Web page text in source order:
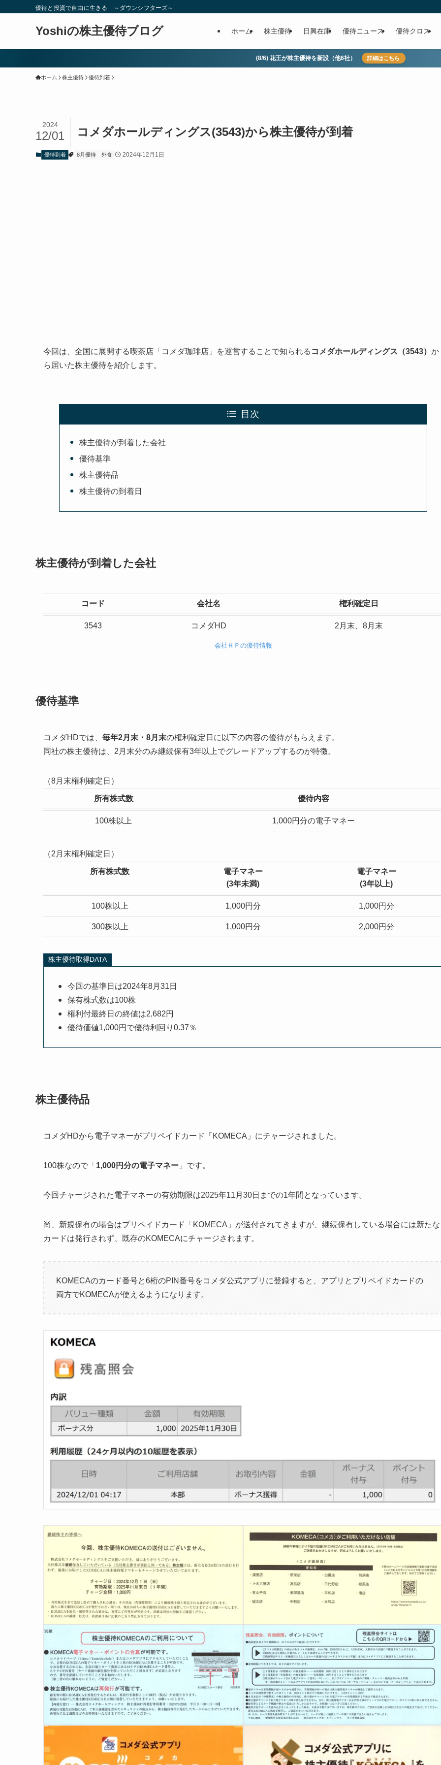
優待と投資で自由に生きる ～ダウンシフターズ～
Yoshiの株主優待ブログ ホーム 株主優待 日興在庫 優待ニュース 優待クロス
(8/6) 花王が株主優待を新設（他6社） 詳細はこちら
ホーム 株主優待 優待到着
コメダホールディングス(3543)から株主優待が到着
2024
12/01
優待到着 8月優待 外食 2024年12月1日
今回は、全国に展開する喫茶店「コメダ珈琲店」を運営することで知られる コメダホールディングス（3543） か
ら届いた株主優待を紹介します。
目次
株主優待が到着した会社
優待基準
株主優待品
株主優待の到着日
株主優待が到着した会社
コード 会社名 権利確定日
3543 コメダHD 2月末、8月末
会社ＨＰの優待情報
優待基準
コメダHDでは、 毎年2月末・8月末の権利確定日に以下の内容の優待がもらえます。
同社の株主優待は、2月末分のみ継続保有3年以上でグレードアップするのが特徴。
（8月末権利確定日）
所有株式数 優待内容
100株以上 1,000円分の電子マネー
（2月末権利確定日）
所有株式数
電子マネー
(3年未満)
電子マネー
(3年以上)
100株以上 1,000円分 1,000円分
300株以上 1,000円分 2,000円分
株主優待取得DATA
今回の基準日は2024年8月31日
保有株式数は100株
権利付最終日の終値は2,682円
優待価値1,000円で優待利回り0.37％
株主優待品
コメダHDから電子マネーがプリペイドカード「KOMECA」にチャージされました。
100株なので「 1,000円分の電子マネー 」です。
今回チャージされた電子マネーの有効期限は2025年11月30日までの1年間となっています。
尚、新規保有の場合はプリペイドカード「KOMECA」が送付されてきますが、継続保有している場合には新たな
カードは発行されず、既存のKOMECAにチャージされます。
KOMECAのカード番号と6桁のPIN番号をコメダ公式アプリに登録すると、アプリとプリペイドカードの
両方でKOMECAが使えるようになります。